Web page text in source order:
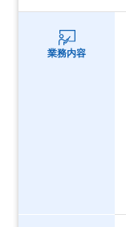
業務内容